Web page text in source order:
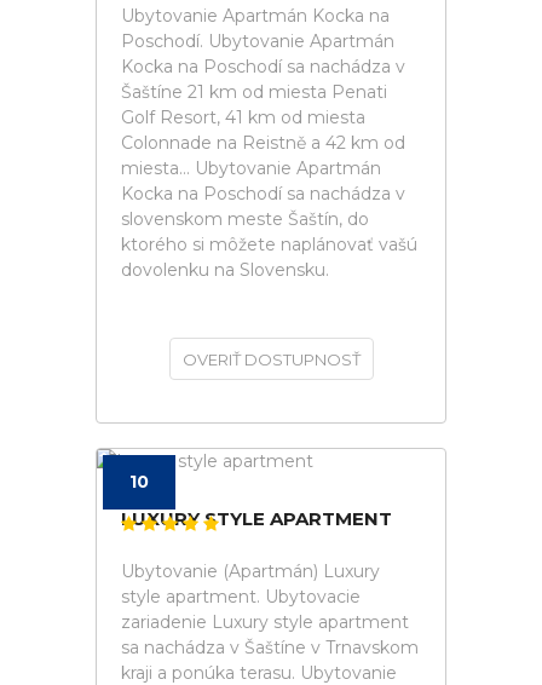
Ubytovanie Apartmán Kocka na
Poschodí. Ubytovanie Apartmán
Kocka na Poschodí sa nachádza v
Šaštíne 21 km od miesta Penati
Golf Resort, 41 km od miesta
Colonnade na Reistně a 42 km od
miesta... Ubytovanie Apartmán
Kocka na Poschodí sa nachádza v
slovenskom meste Šaštín, do
ktorého si môžete naplánovať vašú
dovolenku na Slovensku.
OVERIŤ DOSTUPNOSŤ
10
LUXURY STYLE APARTMENT
Ubytovanie (Apartmán) Luxury
style apartment. Ubytovacie
zariadenie Luxury style apartment
sa nachádza v Šaštíne v Trnavskom
kraji a ponúka terasu. Ubytovanie